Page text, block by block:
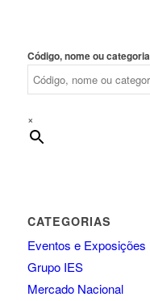
Código, nome ou categoria
×
CATEGORIAS
Eventos e Exposições
Grupo IES
Mercado Nacional